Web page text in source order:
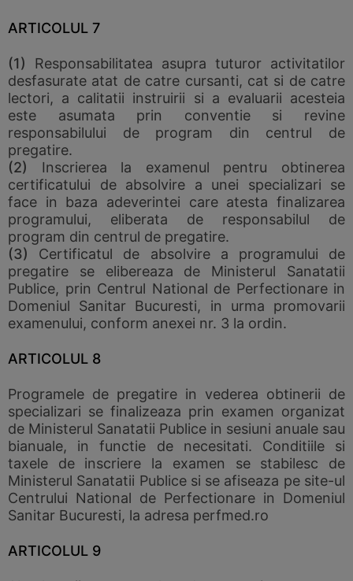
ARTICOLUL 7
(1) Responsabilitatea asupra tuturor activitatilor
desfasurate atat de catre cursanti, cat si de catre
lectori, a calitatii instruirii si a evaluarii acesteia
este asumata prin conventie si revine
responsabilului de program din centrul de
pregatire.
(2) Inscrierea la examenul pentru obtinerea
certificatului de absolvire a unei specializari se
face in baza adeverintei care atesta finalizarea
programului, eliberata de responsabilul de
program din centrul de pregatire.
(3) Certificatul de absolvire a programului de
pregatire se elibereaza de Ministerul Sanatatii
Publice, prin Centrul National de Perfectionare in
Domeniul Sanitar Bucuresti, in urma promovarii
examenului, conform anexei nr. 3 la ordin.
ARTICOLUL 8
Programele de pregatire in vederea obtinerii de
specializari se finalizeaza prin examen organizat
de Ministerul Sanatatii Publice in sesiuni anuale sau
bianuale, in functie de necesitati. Conditiile si
taxele de inscriere la examen se stabilesc de
Ministerul Sanatatii Publice si se afiseaza pe site-ul
Centrului National de Perfectionare in Domeniul
Sanitar Bucuresti, la adresa perfmed.ro
ARTICOLUL 9